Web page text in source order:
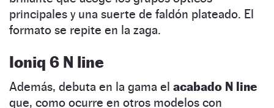
principales y una suerte de faldón plateado. El
formato se repite en la zaga.
Ioniq 6 N line
Además, debuta en la gama el acabado N line
que, como ocurre en otros modelos con